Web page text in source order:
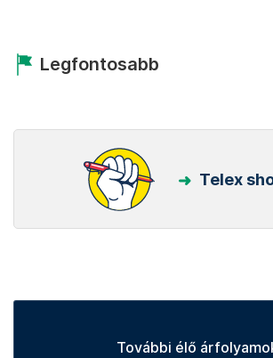
Legfontosabb
Telex
További élő